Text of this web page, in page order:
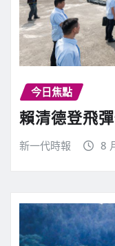
今日焦點
賴清德登飛
新一代時報 8